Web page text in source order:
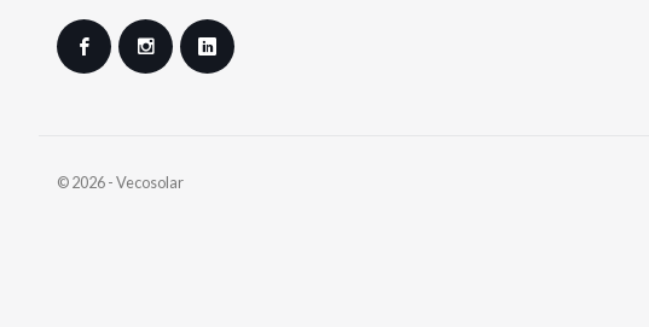
Facebook Instagram
© 2026 - Vecosolar